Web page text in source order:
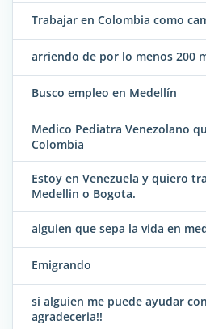
Trabajar en Colombia como
arriendo de por lo menos 200
Busco empleo en Medellín
Medico Pediatra Venezolano
Colombia
Estoy en Venezuela y quiero
Medellin o Bogota.
alguien que sepa la vida en
Emigrando
si alguien me puede ayudar
agradeceria!!